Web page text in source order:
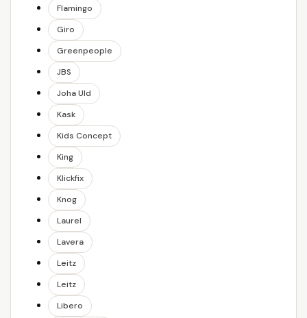
Flamingo
Giro
Greenpeople
JBS
Joha Uld
Kask
Kids Concept
King
Klickfix
Knog
Laurel
Lavera
Leitz
Leitz
Libero